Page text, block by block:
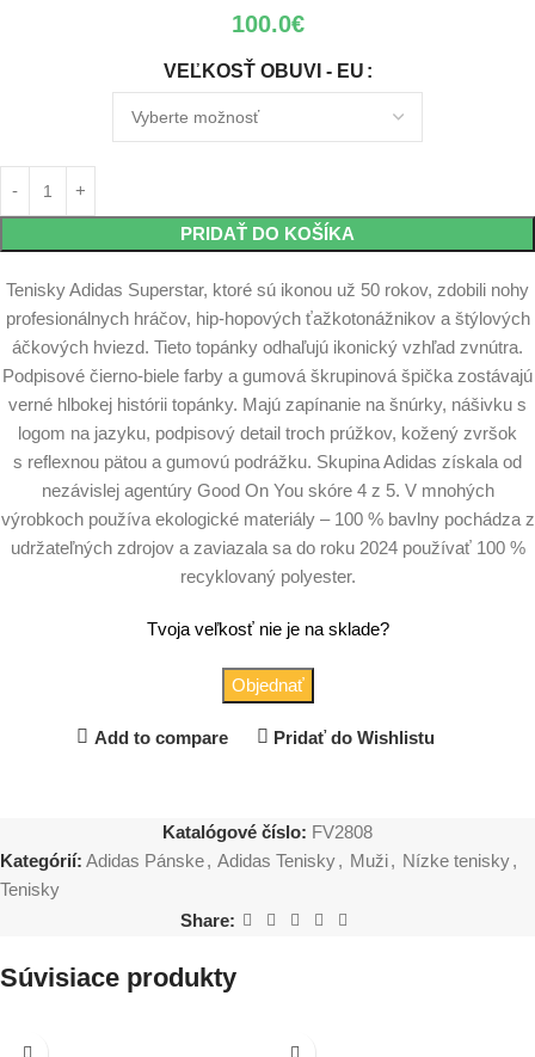
100.0€
VEĽKOSŤ OBUVI - EU
PRIDAŤ DO KOŠÍKA
Tenisky Adidas Superstar, ktoré sú ikonou už 50 rokov, zdobili nohy
profesionálnych hráčov, hip-hopových ťažkotonážnikov a štýlových
áčkových hviezd. Tieto topánky odhaľujú ikonický vzhľad zvnútra.
Podpisové čierno-biele farby a gumová škrupinová špička zostávajú
verné hlbokej histórii topánky. Majú zapínanie na šnúrky, nášivku s
logom na jazyku, podpisový detail troch prúžkov, kožený zvršok
s reflexnou pätou a gumovú podrážku. Skupina Adidas získala od
nezávislej agentúry Good On You skóre 4 z 5. V mnohých
výrobkoch používa ekologické materiály – 100 % bavlny pochádza z
udržateľných zdrojov a zaviazala sa do roku 2024 používať 100 %
recyklovaný polyester.
Tvoja veľkosť nie je na sklade?
Objednať
Add to compare Pridať do Wishlistu
Katalógové číslo: FV2808
Kategórií: Adidas Pánske, Adidas Tenisky, Muži, Nízke tenisky,
Tenisky
Share:
Súvisiace produkty